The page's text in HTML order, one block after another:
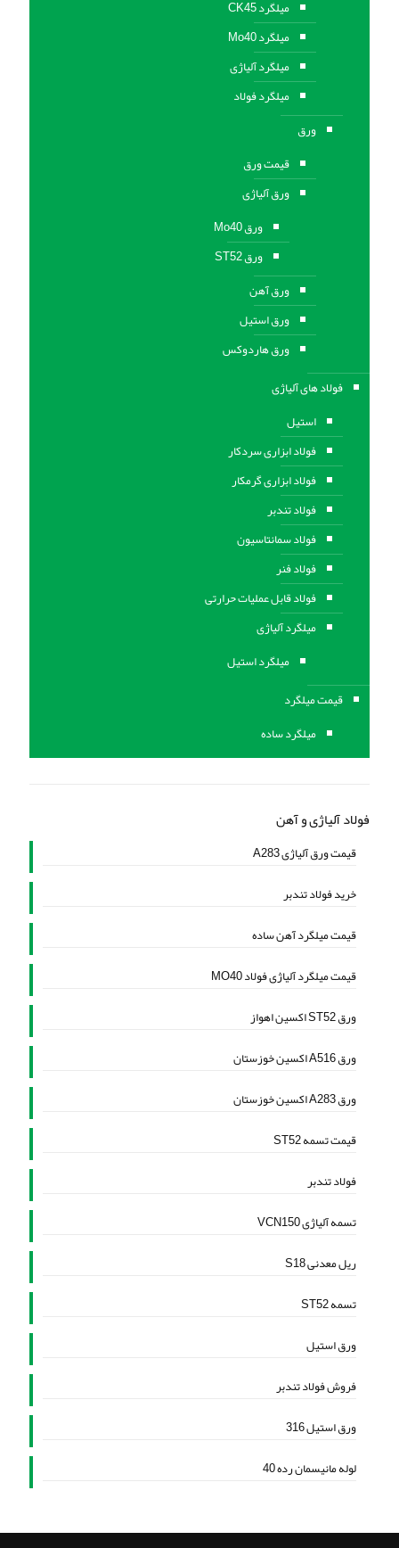
میلگرد CK45
میلگرد Mo40
میلگرد آلیاژی
میلگرد فولاد
ورق
قیمت ورق
ورق آلیاژی
ورق Mo40
ورق ST52
ورق آهن
ورق استيل
ورق هاردوکس
فولاد های آلیاژی
استیل
فولاد ابزاری سردکار
فولاد ابزاری گرمکار
فولاد تندبر
فولاد سمانتاسیون
فولاد فنر
فولاد قابل عملیات حرارتی
ميلگرد آلیاژی
میلگرد استیل
قیمت میلگرد
میلگرد ساده
فولاد آلیاژی و آهن
قیمت ورق آلیاژی A283
خرید فولاد تندبر
قیمت میلگرد آهن ساده
قیمت میلگرد آلیاژی فولاد MO40
ورق ST52 اکسین اهواز
ورق A516 اکسین خوزستان
ورق A283 اکسین خوزستان
قیمت تسمه ST52
فولاد تندبر
تسمه آلیاژی VCN150
ریل معدنی S18
تسمه ST52
ورق استیل
فروش فولاد تندبر
ورق استیل 316
لوله مانیسمان رده 40